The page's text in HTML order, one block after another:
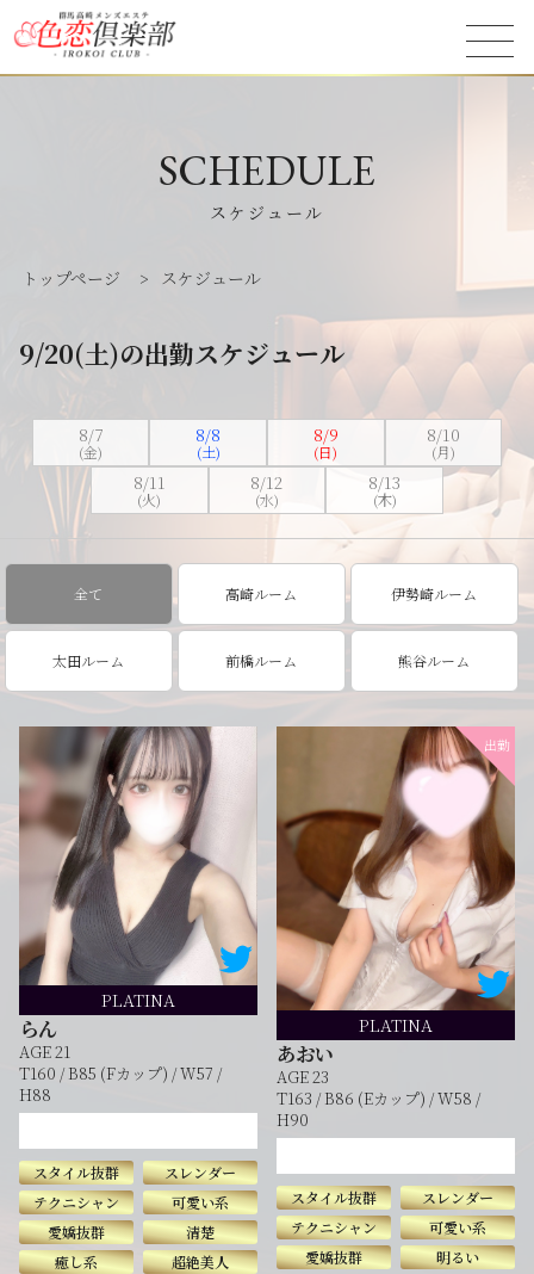
スケジュール
SCHEDULE
トップページ > スケジュール
9/20(土)の出勤スケジュール
8/7
(金)
8/8
(土)
8/9
(日)
8/10
(月)
8/11
(火)
8/12
(水)
8/13
(木)
全て 高崎ルーム 伊勢崎ルーム
太田ルーム 前橋ルーム 熊谷ルーム
PLATINA
らん
AGE 21
T160 / B85 (Fカップ) / W57 /
H88
スタイル抜群
スレンダー
テクニシャン
可愛い系
愛嬌抜群
清楚
癒し系
超絶美人
出勤
PLATINA
あおい
AGE 23
T163 / B86 (Eカップ) / W58 /
H90
スタイル抜群
スレンダー
テクニシャン
可愛い系
愛嬌抜群
明るい